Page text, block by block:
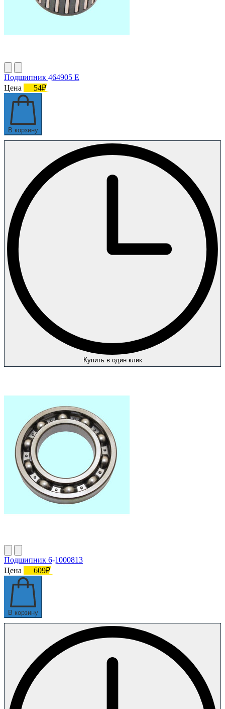
Подшипник 464905 Е
Цена
54₽
В корзину
Купить в один клик
Подшипник 6-1000813
Цена
609₽
В корзину